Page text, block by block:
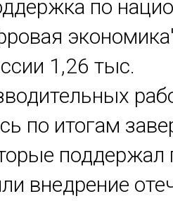
по
1,26 тыс.
по итогам
поддержал
внедрение